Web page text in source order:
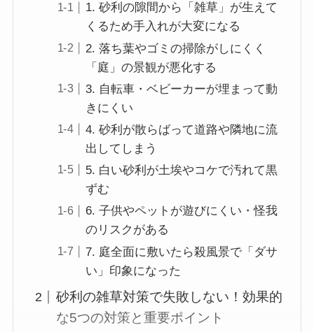
1. 砂利の隙間から「雑草」が生えて
くるため手入れが大変になる
2. 落ち葉やゴミの掃除がしにくく
「庭」の景観が悪化する
3. 自転車・ベビーカーが埋まって動
きにくい
4. 砂利が散らばって道路や隣地に流
出してしまう
5. 白い砂利が土埃やコケで汚れて黒
ずむ
6. 子供やペットが遊びにくい・怪我
のリスクがある
7. 庭全面に敷いたら殺風景で「ダサ
い」印象になった
砂利の雑草対策で失敗しない！効果的
な5つの対策と重要ポイント